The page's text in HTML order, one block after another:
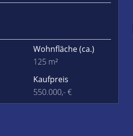
Wohnfläche(ca.)
125 m²
Kaufpreis
550.000,- €